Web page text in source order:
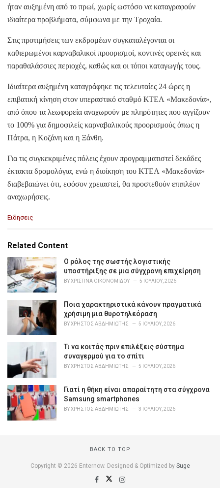
ήταν αυξημένη από το πρωί, χωρίς ωστόσο να καταγραφούν
ιδιαίτερα προβλήματα, σύμφωνα με την Τροχαία.
Στις προτιμήσεις των εκδρομέων συγκαταλέγονται οι
καθιερωμένοι καρναβαλικοί προορισμοί, κοντινές ορεινές και
παραθαλάσσιες περιοχές, καθώς και οι τόποι καταγωγής τους.
Ιδιαίτερα αυξημένη καταγράφηκε τις τελευταίες 24 ώρες η
επιβατική κίνηση στον υπεραστικό σταθμό ΚΤΕΛ «Μακεδονία»,
από όπου τα λεωφορεία αναχωρούν με πληρότητες που αγγίζουν
το 100% για δημοφιλείς καρναβαλικούς προορισμούς όπως η
Πάτρα, η Κοζάνη και η Ξάνθη.
Για τις συγκεκριμένες πόλεις έχουν προγραμματιστεί δεκάδες
έκτακτα δρομολόγια, ενώ η διοίκηση του ΚΤΕΛ «Μακεδονία»
διαβεβαιώνει ότι, εφόσον χρειαστεί, θα προστεθούν επιπλέον
αναχωρήσεις.
C
e
o
r
i
e
Ειδησεις
Related Content
Ο ρόλος της σωστής λογιστικής
υποστήριξης σε μια σύγχρονη επιχείρηση
BYΧΡΙΣΤΊΝΑ ΟΙΚΟΝΟΜΊΔΟΥ 5 ΙΟΥΛΊΟΥ, 2026
Ποια χαρακτηριστικά κάνουν πραγματικά
χρήσιμη μια θυροτηλεόραση
BYΧΡΉΣΤΟΣ ΑΒΔΗΜΙΏΤΗΣ 5 ΙΟΥΛΊΟΥ, 2026
Τι να κοιτάς πριν επιλέξεις σύστημα
συναγερμού για το σπίτι
BYΧΡΉΣΤΟΣ ΑΒΔΗΜΙΏΤΗΣ 5 ΙΟΥΛΊΟΥ, 2026
Γιατί η θήκη είναι απαραίτητη στα σύγχρονα
Samsung smartphones
BYΧΡΉΣΤΟΣ ΑΒΔΗΜΙΏΤΗΣ 3 ΙΟΥΛΊΟΥ, 2026
BACK TO TOP
Copyright © 2026 Enternow. Designed & Optimized by Suge